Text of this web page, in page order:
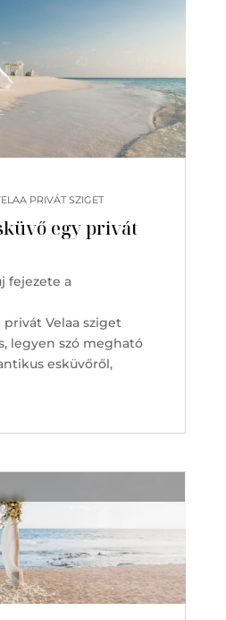
egy privát
PRIVÁT SZIGET
fejezete a
Velaa sziget
legyen szó megható
esküvőről,